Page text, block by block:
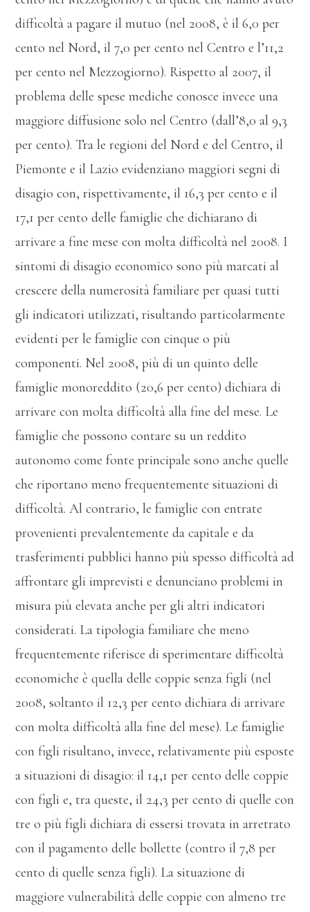
difficoltà a pagare il mutuo (nel 2008, è il 6,0 per
cento nel Nord, il 7,0 per cento nel Centro e l’11,2
per cento nel Mezzogiorno). Rispetto al 2007, il
problema delle spese mediche conosce invece una
maggiore diffusione solo nel Centro (dall’8,0 al 9,3
per cento). Tra le regioni del Nord e del Centro, il
Piemonte e il Lazio evidenziano maggiori segni di
disagio con, rispettivamente, il 16,3 per cento e il
17,1 per cento delle famiglie che dichiarano di
arrivare a fine mese con molta difficoltà nel 2008. I
sintomi di disagio economico sono più marcati al
crescere della numerosità familiare per quasi tutti
gli indicatori utilizzati, risultando particolarmente
evidenti per le famiglie con cinque o più
componenti. Nel 2008, più di un quinto delle
famiglie monoreddito (20,6 per cento) dichiara di
arrivare con molta difficoltà alla fine del mese. Le
famiglie che possono contare su un reddito
autonomo come fonte principale sono anche quelle
che riportano meno frequentemente situazioni di
difficoltà. Al contrario, le famiglie con entrate
provenienti prevalentemente da capitale e da
trasferimenti pubblici hanno più spesso difficoltà ad
affrontare gli imprevisti e denunciano problemi in
misura più elevata anche per gli altri indicatori
considerati. La tipologia familiare che meno
frequentemente riferisce di sperimentare difficoltà
economiche è quella delle coppie senza figli (nel
2008, soltanto il 12,3 per cento dichiara di arrivare
con molta difficoltà alla fine del mese). Le famiglie
con figli risultano, invece, relativamente più esposte
a situazioni di disagio: il 14,1 per cento delle coppie
con figli e, tra queste, il 24,3 per cento di quelle con
tre o più figli dichiara di essersi trovata in arretrato
con il pagamento delle bollette (contro il 7,8 per
cento di quelle senza figli). La situazione di
maggiore vulnerabilità delle coppie con almeno tre